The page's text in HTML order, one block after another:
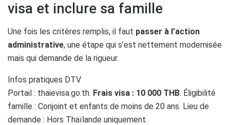
visa et inclure sa famille
Une fois les critères remplis, il faut passer à l’action
administrative, une étape qui s’est nettement modernisée
mais qui demande de la rigueur.
Infos pratiques DTV
Portail : thaievisa.go.th. Frais visa : 10 000 THB. Éligibilité
famille : Conjoint et enfants de moins de 20 ans. Lieu de
demande : Hors Thaïlande uniquement.